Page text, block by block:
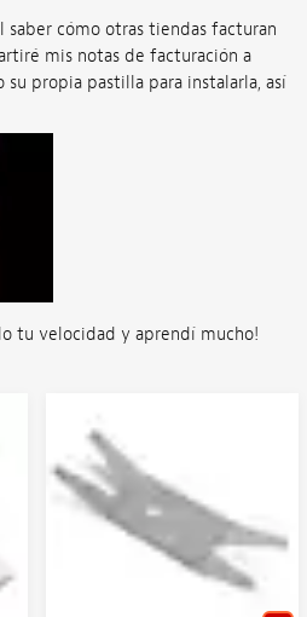
cómo otras tiendas facturan
mis notas de facturación a
propia pastilla para instalarla, así
tu velocidad y aprendí mucho!